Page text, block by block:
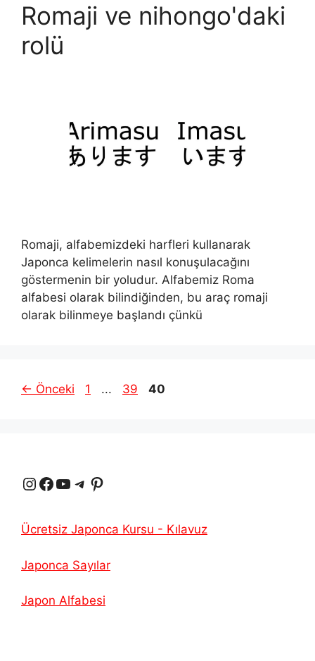
Romaji ve nihongo'daki
rolü
Romaji, alfabemizdeki harfleri kullanarak
Japonca kelimelerin nasıl konuşulacağını
göstermenin bir yoludur. Alfabemiz Roma
alfabesi olarak bilindiğinden, bu araç romaji
olarak bilinmeye başlandı çünkü
← Önceki Sayfa
1 ... Sayfa
39 Sayfa
40
Instagram Facebook YouTube Telgraf Pinterest
Ücretsiz Japonca Kursu - Kılavuz
Japonca Sayılar
Japon Alfabesi